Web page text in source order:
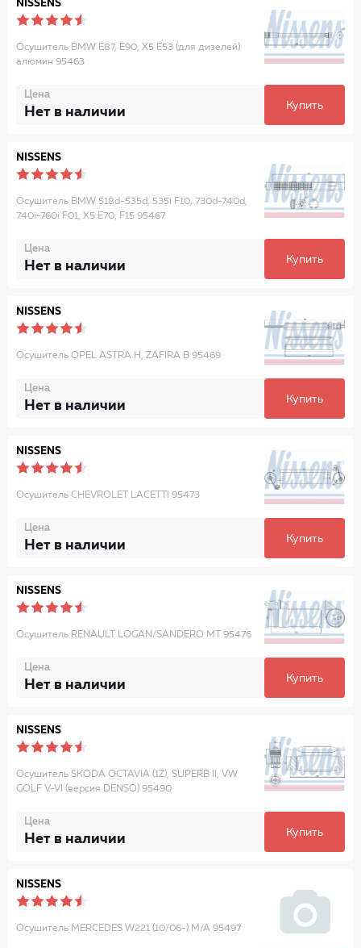
NISSENS
Осушитель BMW E87, E90, X5 E53 (для дизелей)
алюмин 95463
Цена
Нет в наличии Купить
NISSENS
Осушитель BMW 518d-535d, 535i F10, 730d-740d,
740i-760i F01, X5 E70, F15 95467
Цена
Нет в наличии Купить
NISSENS
Осушитель OPEL ASTRA H, ZAFIRA B 95469
Цена
Нет в наличии Купить
NISSENS
Осушитель CHEVROLET LACETTI 95473
Цена
Нет в наличии Купить
NISSENS
Осушитель RENAULT LOGAN/SANDERO MT 95476
Цена
Нет в наличии Купить
NISSENS
Осушитель SKODA OCTAVIA (1Z), SUPERB II, VW
GOLF V-VI (версия DENSO) 95490
Цена
Нет в наличии Купить
NISSENS
Осушитель MERCEDES W221 (10/06-) M/A 95497